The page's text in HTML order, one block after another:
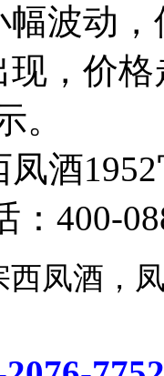
幅波动
，价
。
酒
：400-
西凤酒